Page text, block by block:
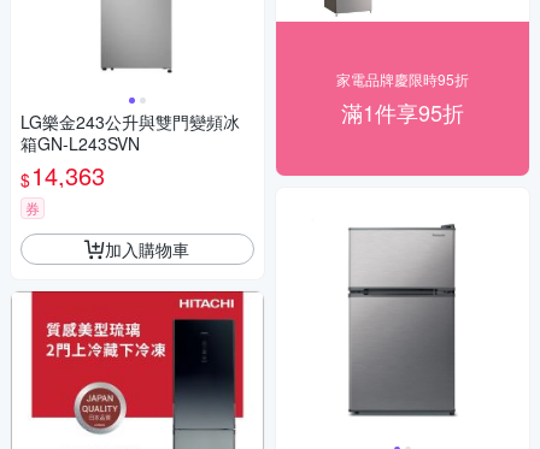
LG樂金243公升與雙門變頻冰
箱GN-L243SVN
$14,363
券
加入購物車
家電品牌慶限時95折
滿1件享95折